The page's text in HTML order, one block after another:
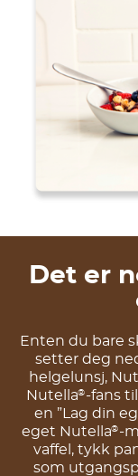
Det er
Enten du bare
setter deg
helgelunsj,
Nutella® -fans
en ”Lag din
eget Nutella® -
vaffel, tykk
som